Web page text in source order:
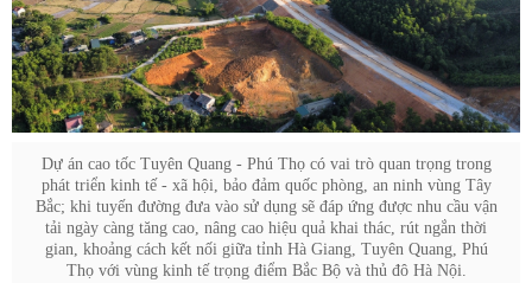
Dự án cao tốc Tuyên Quang - Phú Thọ có vai trò quan trọng trong
phát triển kinh tế - xã hội, bảo đảm quốc phòng, an ninh vùng Tây
Bắc; khi tuyến đường đưa vào sử dụng sẽ đáp ứng được nhu cầu vận
tải ngày càng tăng cao, nâng cao hiệu quả khai thác, rút ngắn thời
gian, khoảng cách kết nối giữa tỉnh Hà Giang, Tuyên Quang, Phú
Thọ với vùng kinh tế trọng điểm Bắc Bộ và thủ đô Hà Nội.